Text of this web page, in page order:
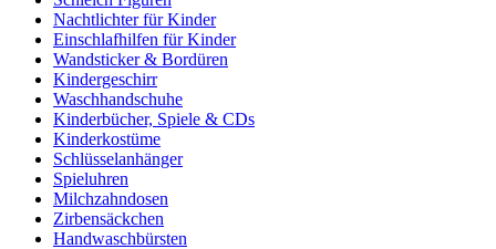
Nachtlichter für Kinder
Einschlafhilfen für Kinder
Wandsticker & Bordüren
Kindergeschirr
Waschhandschuhe
Kinderbücher, Spiele & CDs
Kinderkostüme
Schlüsselanhänger
Spieluhren
Milchzahndosen
Zirbensäckchen
Handwaschbürsten